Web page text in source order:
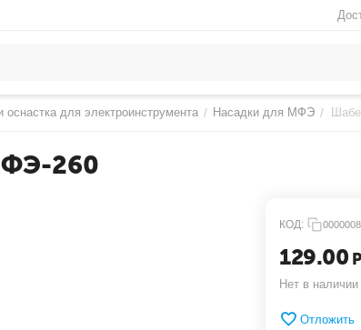
для электроинструмента / Насадки для МФЭ /
260
КОД:
129.00 Р
Нет в наличии
Отложить